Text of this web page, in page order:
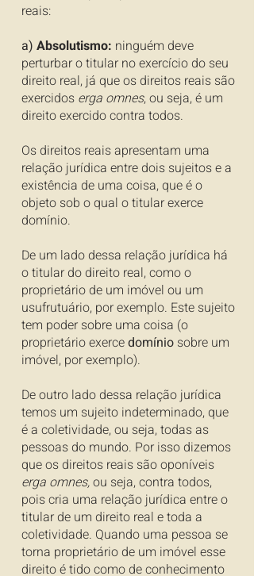
reais:
a) Absolutismo: ninguém deve
perturbar o titular no exercício do seu
direito real, já que os direitos reais são
exercidos erga omnes, ou seja, é um
direito exercido contra todos.
Os direitos reais apresentam uma
relação jurídica entre dois sujeitos e a
existência de uma coisa, que é o
objeto sob o qual o titular exerce
domínio.
De um lado dessa relação jurídica há
o titular do direito real, como o
proprietário de um imóvel ou um
usufrutuário, por exemplo. Este sujeito
tem poder sobre uma coisa (o
proprietário exercedomínio sobre um
imóvel, por exemplo).
De outro lado dessa relação jurídica
temos um sujeito indeterminado, que
é a coletividade, ou seja, todas as
pessoas do mundo. Por isso dizemos
que os direitos reais são oponíveis
erga omnes,ou seja, contra todos,
pois cria uma relação jurídica entre o
titular de um direito real e toda a
coletividade. Quando uma pessoa se
torna proprietário de um imóvel esse
direito é tido como de conhecimento